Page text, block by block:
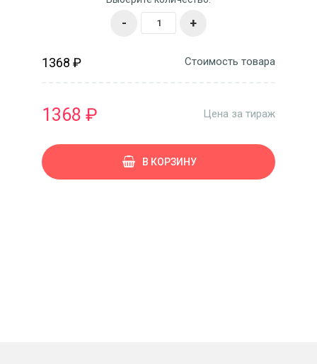
- +
1368 ₽ Стоимость товара
1368 ₽ Цена за тираж
В КОРЗИНУ